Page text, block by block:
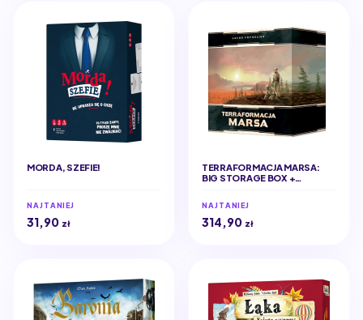
MORDA, SZEFIE!
NAJTANIEJ
31,90 zł
TERRAFORMACJA MARSA:
BIG STORAGE BOX +
NAJTANIEJ
314,90 zł